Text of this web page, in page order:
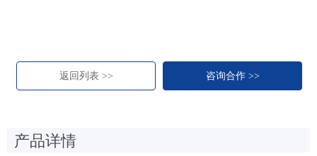
返回列表 >> 咨询合作 >>
产品详情